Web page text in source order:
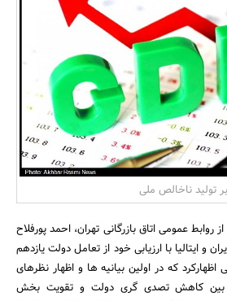
بانک، بیمه و سرمایه
مسکن و ساختمان
تولید ناخالص ملی
عمومی اتاق بازرگانی تهران، احمد پورفلاح
و ایتالیا با ارزیابی خود از تعامل دولت یازدهم
که در اولین بیانیه ها و اظهار نظرهای
بین کاهش تصدی گری دولت و تقویت بخش